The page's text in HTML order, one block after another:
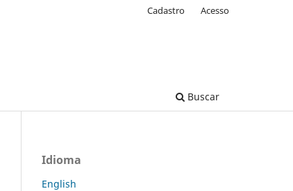
Buscar
Cadastro Acesso
Idioma
English